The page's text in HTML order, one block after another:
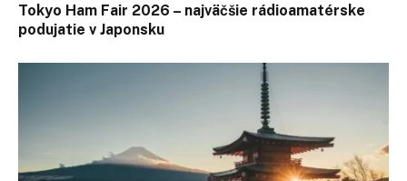
Tokyo Ham Fair 2026 – najväčšie rádioamatérske
podujatie v Japonsku